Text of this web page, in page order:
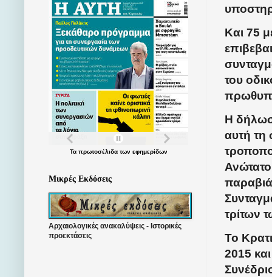
Και 75
του
Η
αυτή τη
Ανώτατο
τρίτων
Το
2015
Τα πρωτοσέλιδατων εφημερίδων
Μικρές Εκδόσεις
Αρχαιολογικές ανακαλύψεις - Ιστορικές
προεκτάσεις